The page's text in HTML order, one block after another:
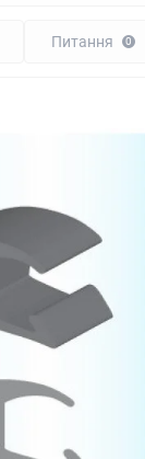
Питання 0